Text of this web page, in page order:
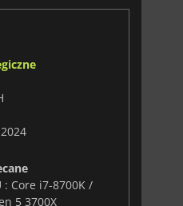
: Core i7-8700K /
5 3700X